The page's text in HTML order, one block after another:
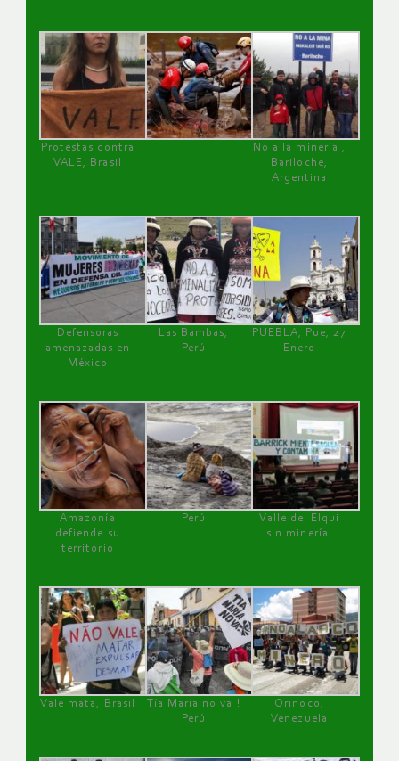
Protestas contra
VALE, Brasil
No a la minería ,
Bariloche,
Argentina
Defensoras
amenazadas en
México
Las Bambas,
Perú
PUEBLA, Pue, 27
Enero
Amazonía
defiende su
territorio
Perú
Valle del Elqui
sin minería.
Vale mata, Brasil
Tía María no va !
Perú
Orinoco,
Venezuela